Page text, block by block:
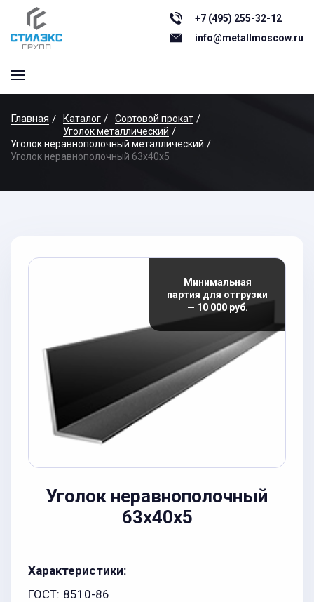
+7 (495) 255-32-12
info@metallmoscow.ru
Главная Каталог
Сортовой прокат
Уголок металлический
Уголок неравнополочный металлический
Уголок неравнополочный 63x40x5
Минимальная
партия для отгрузки
— 10 000 руб.
Уголок неравнополочный
63x40x5
Характеристики:
ГОСТ: 8510-86